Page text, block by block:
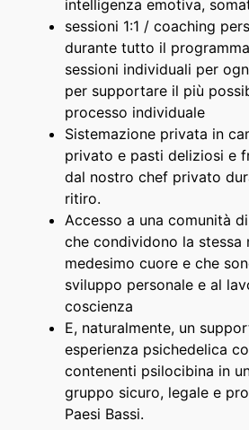
intelligenza emotiva,
sessioni 1:1 / coaching
durante tutto il
sessioni individuali per
per supportare il più
processo individuale
Sistemazione privata in
privato e pasti deliziosi e
dal nostro chef privato
ritiro.
Accesso a una comunità
che condividono la stessa
medesimo cuore e che
sviluppo personale e al
coscienza
E, naturalmente, un
esperienza psichedelica
contenenti psilocibina in
gruppo sicuro, legale e
Paesi Bassi.